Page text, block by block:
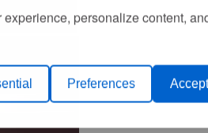
personalize content,
Preferences